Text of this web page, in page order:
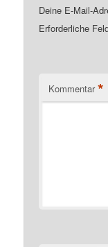
Deine E-Mail-
Erforderliche
Kommentar *